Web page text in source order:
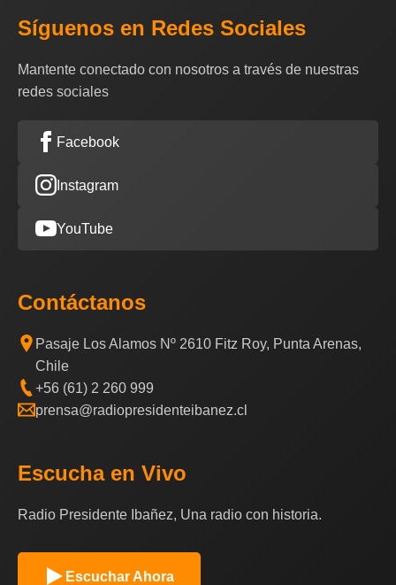
Síguenos en Redes Sociales
Mantente conectado con nosotros a través de nuestras
redes sociales
Facebook
Instagram
YouTube
Contáctanos
Pasaje Los Alamos Nº 2610 Fitz Roy, Punta Arenas,
Chile
+56 (61) 2 260 999
prensa@radiopresidenteibanez.cl
Escucha en Vivo
Radio Presidente Ibañez, Una radio con historia.
Escuchar Ahora